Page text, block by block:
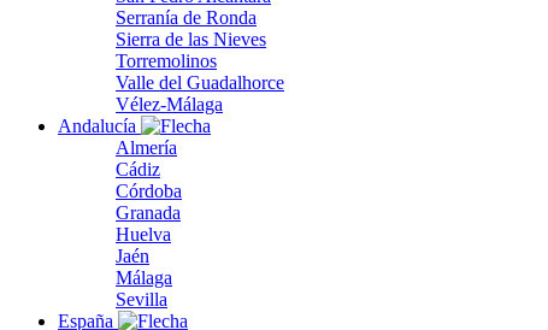
Serranía de Ronda
Sierra de las Nieves
Torremolinos
Valle del Guadalhorce
Vélez-Málaga
Andalucía
Almería
Cádiz
Córdoba
Granada
Huelva
Jaén
Málaga
Sevilla
España